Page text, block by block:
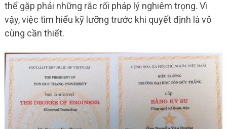
thể gặp phải những rắc rối pháp lý nghiêm trọng. Vì
vậy, việc tìm hiểu kỹ lưỡng trước khi quyết định là vô
cùng cần thiết.